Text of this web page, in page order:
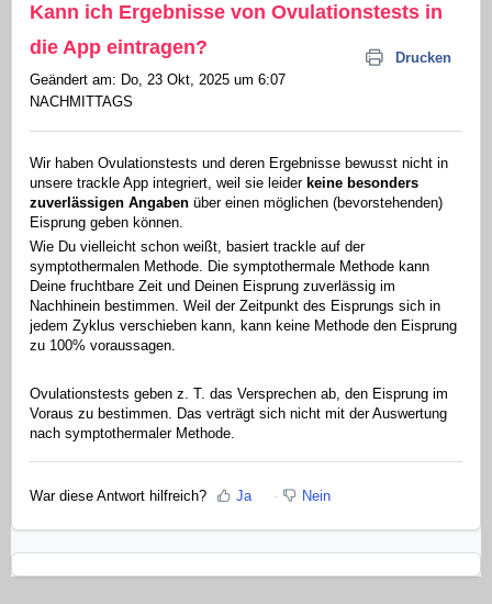
Kann ich Ergebnisse von Ovulationstests in
die App eintragen?
Drucken
Geändert am: Do, 23 Okt, 2025 um 6:07
NACHMITTAGS
Wir haben Ovulationstests und deren Ergebnisse bewusst nicht in
unsere trackle App integriert, weil sie leider keine besonders
zuverlässigen Angaben über einen möglichen (bevorstehenden)
Eisprung geben können.
Wie Du vielleicht schon weißt, basiert trackle auf der
symptothermalen Methode. Die symptothermale Methode kann
Deine fruchtbare Zeit und Deinen Eisprung zuverlässig im
Nachhinein bestimmen. Weil der Zeitpunkt des Eisprungs sich in
jedem Zyklus verschieben kann, kann keine Methode den Eisprung
zu 100% voraussagen.
Ovulationstests geben z. T. das Versprechen ab, den Eisprung im
Voraus zu bestimmen. Das verträgt sich nicht mit der Auswertung
nach symptothermaler Methode.
War diese Antwort hilfreich? Ja Nein